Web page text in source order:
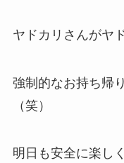
ヤドカリさんがヤ
強制的なお持ち帰
（笑）
明日も安全に楽し